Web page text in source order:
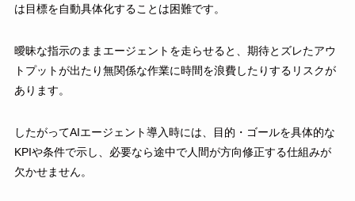
は目標を自動具体化することは困難です。
曖昧な指示のままエージェントを走らせると、期待とズレたアウ
トプットが出たり無関係な作業に時間を浪費したりするリスクが
あります。
したがってAIエージェント導入時には、目的・ゴールを具体的な
KPIや条件で示し、必要なら途中で人間が方向修正する仕組みが
欠かせません。